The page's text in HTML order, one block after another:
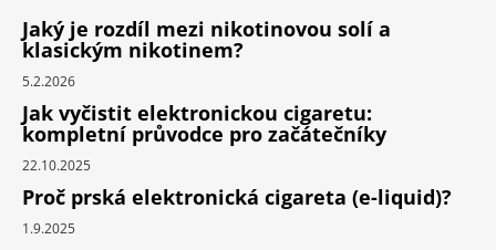
Jaký je rozdíl mezi nikotinovou solí a
klasickým nikotinem?
5.2.2026
Jak vyčistit elektronickou cigaretu:
kompletní průvodce pro začátečníky
22.10.2025
Proč prská elektronická cigareta (e-liquid)?
1.9.2025